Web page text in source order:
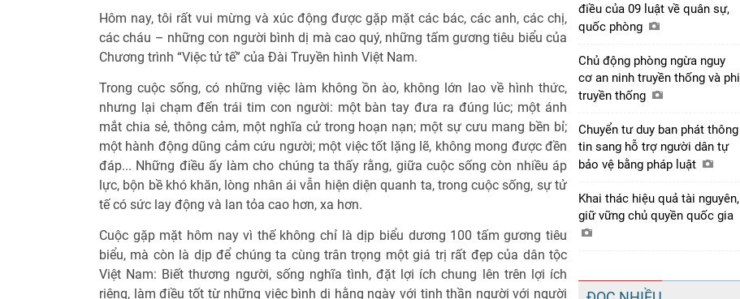
Hôm nay, tôi rất vui mừng và xúc động được gặp mặt các bác, các anh, các chị,
các cháu – những con người bình dị mà cao quý, những tấm gương tiêu biểu của
Chương trình “Việc tử tế” của Đài Truyền hình Việt Nam.
Trong cuộc sống, có những việc làm không ồn ào, không lớn lao về hình thức,
nhưng lại chạm đến trái tim con người: một bàn tay đưa ra đúng lúc; một ánh
mắt chia sẻ, thông cảm, một nghĩa cử trong hoạn nạn; một sự cưu mang bền bỉ;
một hành động dũng cảm cứu người; một việc tốt lặng lẽ, không mong được đền
đáp... Những điều ấy làm cho chúng ta thấy rằng, giữa cuộc sống còn nhiều áp
lực, bộn bề khó khăn, lòng nhân ái vẫn hiện diện quanh ta, trong cuộc sống, sự tử
tế có sức lay động và lan tỏa cao hơn, xa hơn.
Cuộc gặp mặt hôm nay vì thế không chỉ là dịp biểu dương 100 tấm gương tiêu
biểu, mà còn là dịp để chúng ta cùng trân trọng một giá trị rất đẹp của dân tộc
Việt Nam: Biết thương người, sống nghĩa tình, đặt lợi ích chung lên trên lợi ích
riêng, làm điều tốt từ những việc bình dị hằng ngày với tinh thần người với người
điều của 09 luật về quân sự,
quốc phòng
Chủ động phòng ngừa nguy
cơ an ninh truyền thống và phi
truyền thống
Chuyển tư duy ban phát thông
tin sang hỗ trợ người dân tự
bảo vệ bằng pháp luật
Khai thác hiệu quả tài nguyên,
giữ vững chủ quyền quốc gia